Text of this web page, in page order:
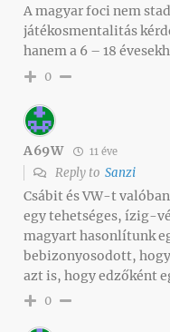
A magyar foci nem
játékosmentalitás
hanem a 6 – 18
0
A69W 11 éve
Reply to Sanzi
Csábit és VW-t
egy tehetséges, ízig-
magyart hasonlítunk
bebizonyosodott,
azt is, hogy edzőként
0